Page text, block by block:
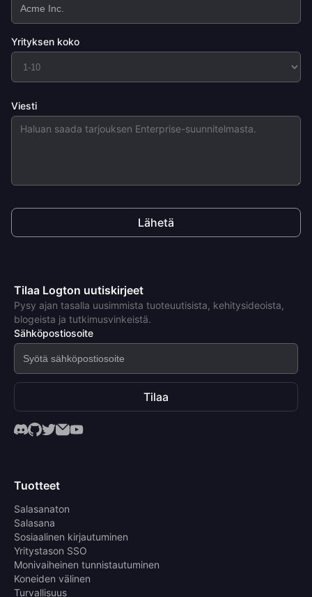
Yrityksen koko
Viesti
Lähetä
Tilaa Logton uutiskirjeet
Pysy ajan tasalla uusimmista tuoteuutisista, kehitysideoista,
blogeista ja tutkimusvinkeistä.
Sähköpostiosoite
Tilaa
Tuotteet
Salasanaton
Salasana
Sosiaalinen kirjautuminen
Yritystason SSO
Monivaiheinen tunnistautuminen
Koneiden välinen
Turvallisuus